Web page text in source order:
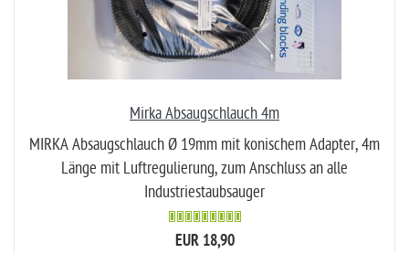
Mirka Absaugschlauch 4m
MIRKA Absaugschlauch Ø 19mm mit konischem Adapter, 4m
Länge mit Luftregulierung, zum Anschluss an alle
Industriestaubsauger
EUR 18,90